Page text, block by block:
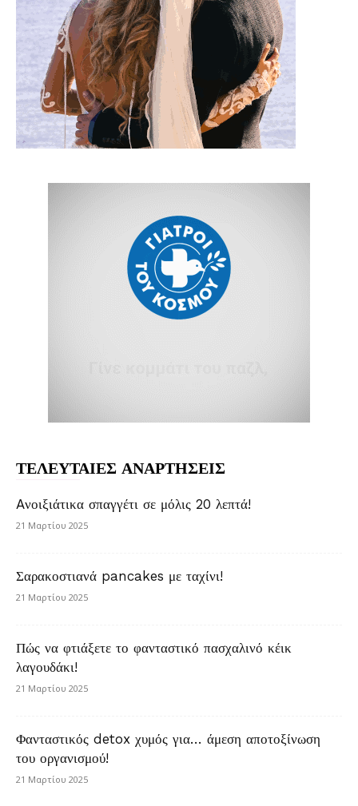
ΤΕΛΕΥΤΑΙΕΣ ΑΝΑΡΤΗΣΕΙΣ
Aνοιξιάτικα σπαγγέτι σε μόλις 20 λεπτά!
21 Μαρτίου 2025
Σαρακοστιανά pancakes με ταχίνι!
21 Μαρτίου 2025
Πώς να φτιάξετε το φανταστικό πασχαλινό κέικ
λαγουδάκι!
21 Μαρτίου 2025
Φανταστικός detox χυμός για… άμεση αποτοξίνωση
του οργανισμού!
21 Μαρτίου 2025